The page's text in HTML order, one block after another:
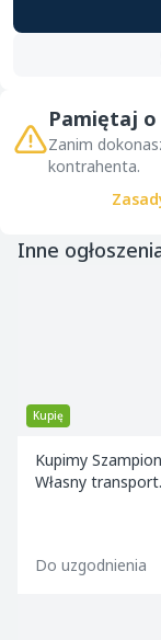
Pamiętaj o
Zanim
kontrahenta.
Inne
Kupię
Kupimy
Własny
Do uzgodnienia